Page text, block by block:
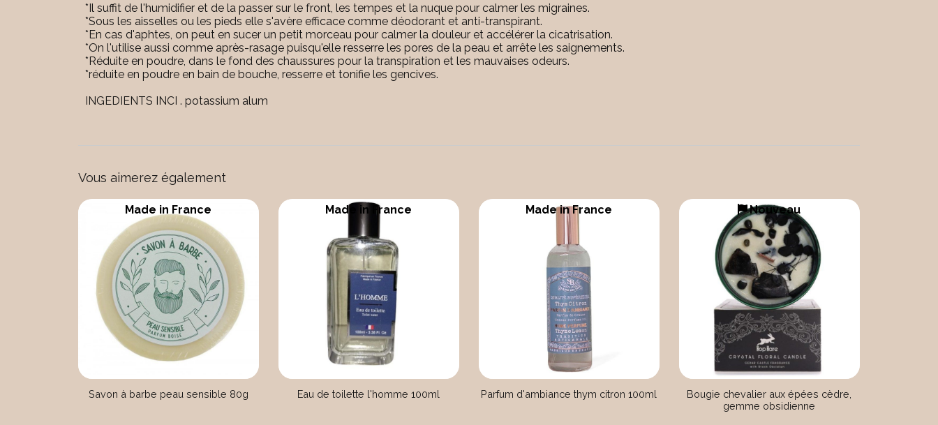
*Il suffit de l'humidifier et de la passer sur le front, les tempes et la nuque pour calmer les migraines.
*Sous les aisselles ou les pieds elle s'avère efficace comme déodorant et anti-transpirant.
*En cas d'aphtes, on peut en sucer un petit morceau pour calmer la douleur et accélérer la cicatrisation.
*On l'utilise aussi comme après-rasage puisqu'elle resserre les pores de la peau et arrête les saignements.
*Réduite en poudre, dans le fond des chaussures pour la transpiration et les mauvaises odeurs.
*réduite en poudre en bain de bouche, resserre et tonifie les gencives.
INGEDIENTS INCI . potassium alum
Vous aimerez également
Savon à barbe peau sensible 80g
Made in France
Eau de toilette l'homme 100ml
Made in France
Parfum d'ambiance thym citron 100ml
Made in France
Bougie chevalier aux épées cèdre,
gemme obsidienne
Nouveau